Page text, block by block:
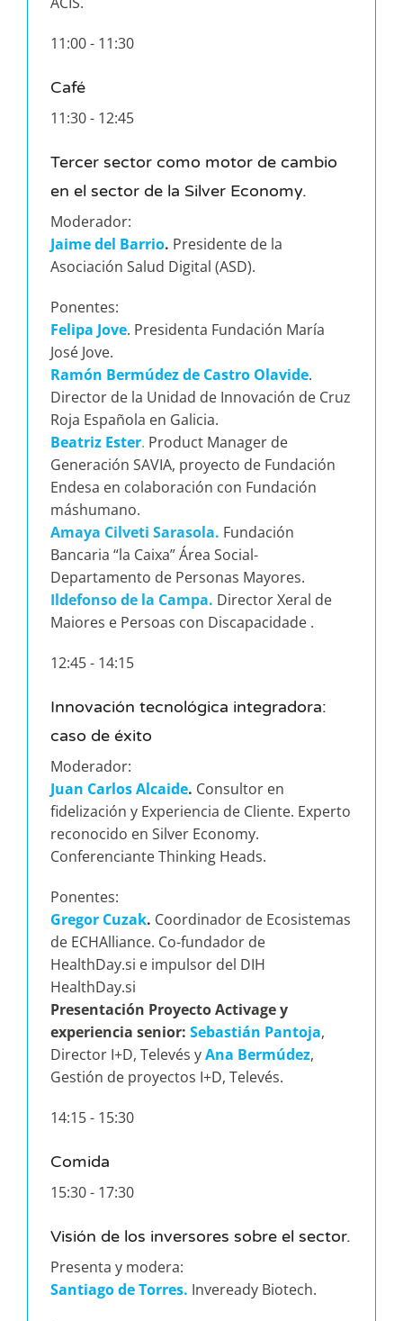
11:00 - 11:30
Café
11:30 - 12:45
Tercer sector como motor de cambio
en el sector de la Silver Economy.
Moderador:
Jaime del Barrio. Presidente de la
Asociación Salud Digital (ASD).
Ponentes:
Felipa Jove. Presidenta Fundación María
José Jove.
Ramón Bermúdez de Castro Olavide.
Director de la Unidad de Innovación de Cruz
Roja Española en Galicia.
Beatriz Ester. Product Manager de
Generación SAVIA, proyecto de Fundación
Endesa en colaboración con Fundación
máshumano.
Amaya Cilveti Sarasola. Fundación
Bancaria “la Caixa” Área Social-
Departamento de Personas Mayores.
Ildefonso de la Campa. Director Xeral de
Maiores e Persoas con Discapacidade .
12:45 - 14:15
Innovación tecnológica integradora:
caso de éxito
Moderador:
Juan Carlos Alcaide. Consultor en
fidelización y Experiencia de Cliente. Experto
reconocido en Silver Economy.
Conferenciante Thinking Heads.
Ponentes:
Gregor Cuzak. Coordinador de Ecosistemas
de ECHAlliance. Co-fundador de
HealthDay.si e impulsor del DIH
HealthDay.si
Presentación Proyecto Activage y
experiencia senior: Sebastián Pantoja,
Director I+D, Televés yAna Bermúdez,
Gestión de proyectos I+D, Televés.
14:15 - 15:30
Comida
15:30 - 17:30
Visión de los inversores sobre el sector.
Presenta y modera:
Santiago de Torres. Inveready Biotech.